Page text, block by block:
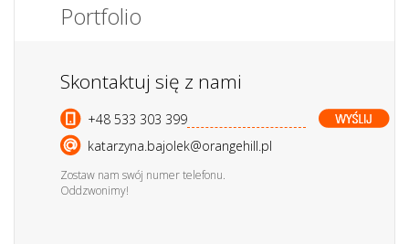
Portfolio
Skontaktuj się z nami
+48 533 303 399
katarzyna.bajolek@orangehill.pl
Zostaw nam swój numer telefonu.
Oddzwonimy!